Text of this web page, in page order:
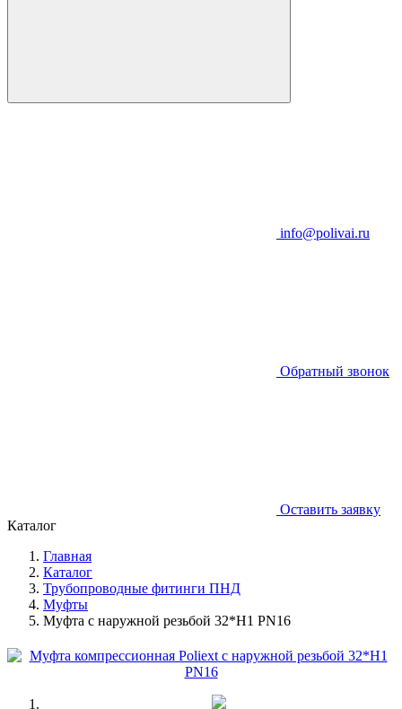
info@polivai.ru
Обратный звонок
Оставить заявку
Каталог
Главная
Каталог
Трубопроводные фитинги ПНД
Муфты
Муфта с наружной резьбой 32*Н1 PN16